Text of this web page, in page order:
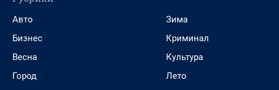
Авто
Бизнес
Весна
Город
Зима
Криминал
Культура
Лето